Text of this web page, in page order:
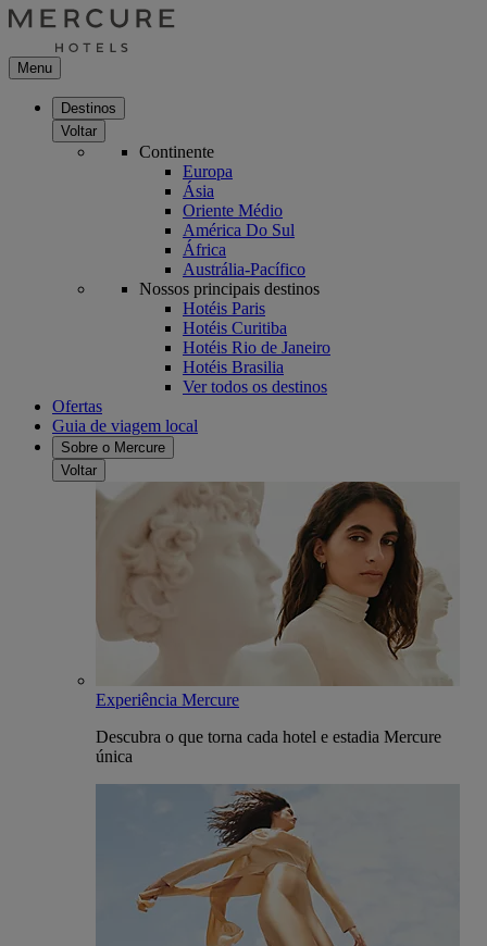
Menu
Destinos
Voltar
Continente
Europa
Ásia
Oriente Médio
América Do Sul
África
Austrália-Pacífico
Nossos principais destinos
Hotéis Paris
Hotéis Curitiba
Hotéis Rio de Janeiro
Hotéis Brasilia
Ver todos os destinos
Ofertas
Guia de viagem local
Sobre o Mercure
Voltar
Experiência Mercure
Descubra o que torna cada hotel e estadia Mercure
única